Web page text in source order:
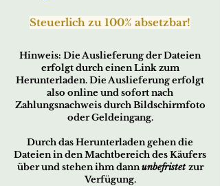
Steuerlich zu 100% absetzbar!
Hinweis: Die Auslieferung derDateien
erfolgt durch einen Link zum
Herunterladen. Die Auslieferung erfolgt
also online und sofort nach
Zahlungsnachweis durch Bildschirmfoto
oder Geldeingang.
Durch das Herunterladen gehen die
Dateien in den Machtbereich des Käufers
über und stehen ihm dannunbefristetzur
Verfügung.